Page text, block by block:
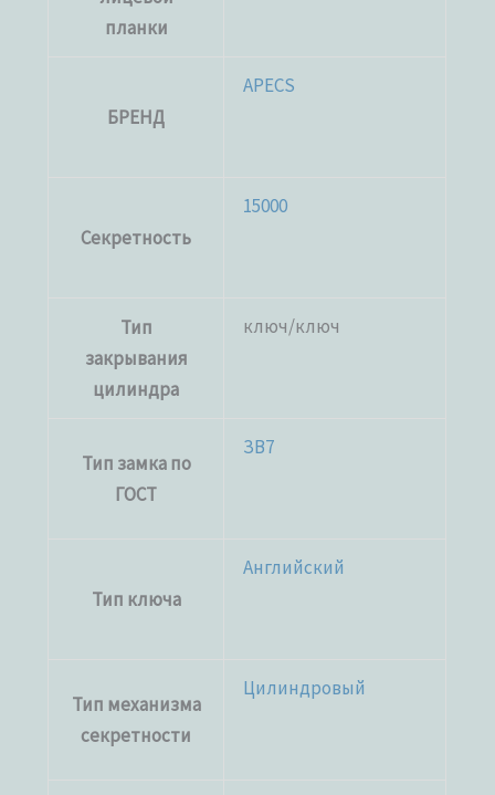
планки
БРЕНД
APECS
Секретность
15000
Тип
закрывания
цилиндра
ключ/ключ
Тип замка по
ГОСТ
ЗВ7
Тип ключа
Английский
Тип механизма
секретности
Цилиндровый